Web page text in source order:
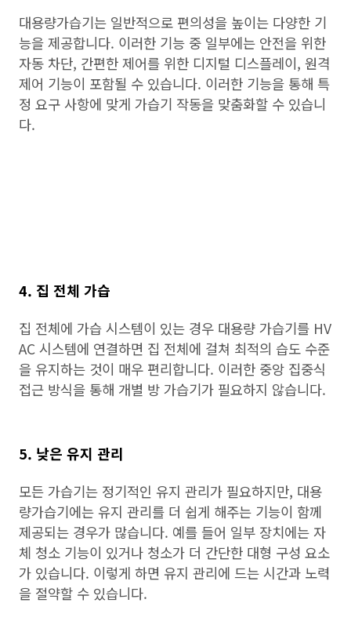
대용량가습기는 일반적으로 편의성을 높이는 다양한 기
능을 제공합니다. 이러한 기능 중 일부에는 안전을 위한
자동 차단, 간편한 제어를 위한 디지털 디스플레이, 원격
제어 기능이 포함될 수 있습니다. 이러한 기능을 통해 특
정 요구 사항에 맞게 가습기 작동을 맞춤화할 수 있습니
다.
4. 집 전체 가습
집 전체에 가습 시스템이 있는 경우 대용량 가습기를 HV
AC 시스템에 연결하면 집 전체에 걸쳐 최적의 습도 수준
을 유지하는 것이 매우 편리합니다. 이러한 중앙 집중식
접근 방식을 통해 개별 방 가습기가 필요하지 않습니다.
5. 낮은 유지 관리
모든 가습기는 정기적인 유지 관리가 필요하지만, 대용
량가습기에는 유지 관리를 더 쉽게 해주는 기능이 함께
제공되는 경우가 많습니다. 예를 들어 일부 장치에는 자
체 청소 기능이 있거나 청소가 더 간단한 대형 구성 요소
가 있습니다. 이렇게 하면 유지 관리에 드는 시간과 노력
을 절약할 수 있습니다.